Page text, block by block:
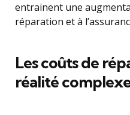
entrainent une
réparation et à
Les coûts de
réalité